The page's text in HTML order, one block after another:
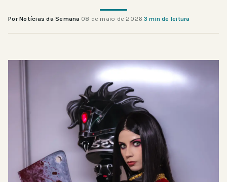
Por Notícias da Semana·08 de maio de 2026·3 min de leitura